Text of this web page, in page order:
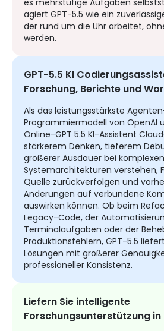
es mehrstufige Aufgaben
agiert GPT-5.5 wie ein
der rund um die Uhr arbeitet,
werden.
GPT-5.5 KI
Forschung, Berichte und
Als das leistungsstärkste
Programmiermodell von OpenAI
Online-GPT 5.5 KI-Assistent
stärkerem Denken, tieferem
größerer Ausdauer bei
Systemarchitekturen verstehen,
Quelle zurückverfolgen und
Änderungen auf verbundene
auswirken können. Ob beim
Legacy-Code, der
Terminalaufgaben oder der
Produktionsfehlern, GPT-5.5
Lösungen mit größerer
professioneller Konsistenz.
Liefern Sie intelligente
Forschungsunterstützung in